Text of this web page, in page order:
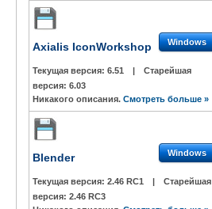
Axialis IconWorkshop Windows
Текущая версия: 6.51 |
Старейшая
версия: 6.03
Никакого описания. Смотреть больше »
Blender Windows
Текущая версия: 2.46 RC1 |
Старейшая
версия: 2.46 RC3